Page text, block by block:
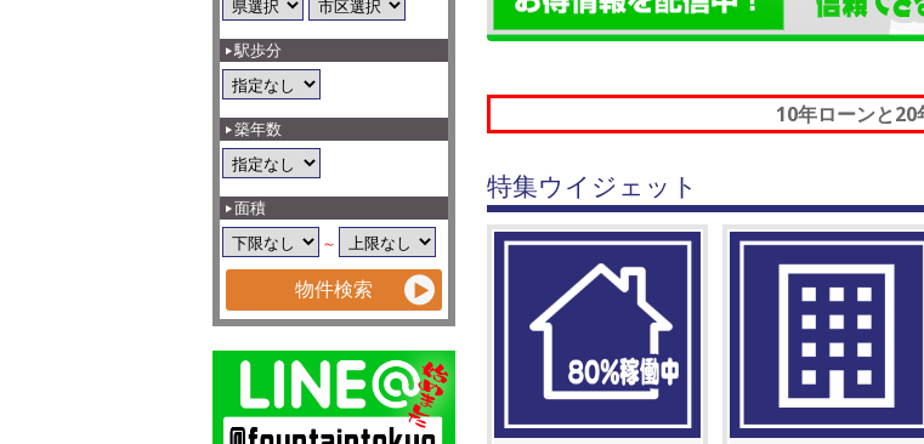
10年ローンと20
特集ウイジェット
駅歩分
築年数
面積
～